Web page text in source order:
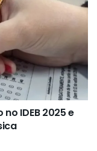
IDEB 2025 e